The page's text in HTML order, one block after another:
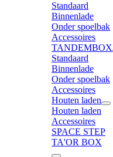
Standaard
Binnenlade
Onder spoelbak
Accessoires
TANDEMBOX
Standaard
Binnenlade
Onder spoelbak
Accessoires
Houten laden
Houten laden
Accessoires
SPACE STEP
TA'OR BOX